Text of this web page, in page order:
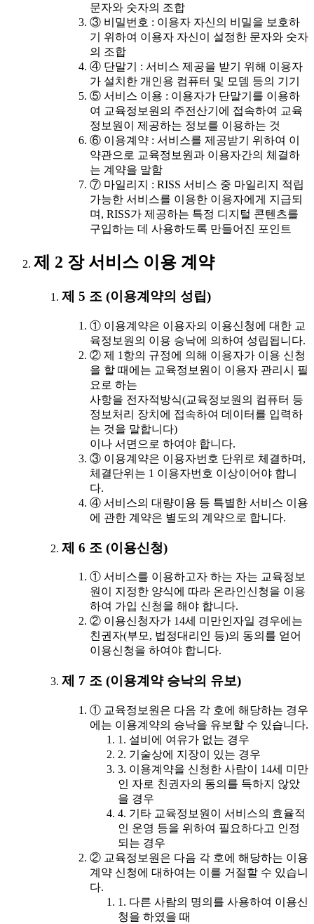
문자와 숫자의 조합
③ 비밀번호 : 이용자 자신의 비밀을 보호하
기 위하여 이용자 자신이 설정한 문자와 숫자
의 조합
④ 단말기 : 서비스 제공을 받기 위해 이용자
가 설치한 개인용 컴퓨터 및 모뎀 등의 기기
⑤ 서비스 이용 : 이용자가 단말기를 이용하
여 교육정보원의 주전산기에 접속하여 교육
정보원이 제공하는 정보를 이용하는 것
⑥ 이용계약 : 서비스를 제공받기 위하여 이
약관으로 교육정보원과 이용자간의 체결하
는 계약을 말함
⑦ 마일리지 : RISS 서비스 중 마일리지 적립
가능한 서비스를 이용한 이용자에게 지급되
며, RISS가 제공하는 특정 디지털 콘텐츠를
구입하는 데 사용하도록 만들어진 포인트
제 2 장 서비스 이용 계약
제 5 조 (이용계약의 성립)
① 이용계약은 이용자의 이용신청에 대한 교
육정보원의 이용 승낙에 의하여 성립됩니다.
② 제 1항의 규정에 의해 이용자가 이용 신청
을 할 때에는 교육정보원이 이용자 관리시 필
요로 하는
사항을 전자적방식(교육정보원의 컴퓨터 등
정보처리 장치에 접속하여 데이터를 입력하
는 것을 말합니다)
이나 서면으로 하여야 합니다.
③ 이용계약은 이용자번호 단위로 체결하며,
체결단위는 1 이용자번호 이상이어야 합니
다.
④ 서비스의 대량이용 등 특별한 서비스 이용
에 관한 계약은 별도의 계약으로 합니다.
제 6 조 (이용신청)
① 서비스를 이용하고자 하는 자는 교육정보
원이 지정한 양식에 따라 온라인신청을 이용
하여 가입 신청을 해야 합니다.
② 이용신청자가 14세 미만인자일 경우에는
친권자(부모, 법정대리인 등)의 동의를 얻어
이용신청을 하여야 합니다.
제 7 조 (이용계약 승낙의 유보)
① 교육정보원은 다음 각 호에 해당하는 경우
에는 이용계약의 승낙을 유보할 수 있습니다.
1. 설비에 여유가 없는 경우
2. 기술상에 지장이 있는 경우
3. 이용계약을 신청한 사람이 14세 미만
인 자로 친권자의 동의를 득하지 않았
을 경우
4. 기타 교육정보원이 서비스의 효율적
인 운영 등을 위하여 필요하다고 인정
되는 경우
② 교육정보원은 다음 각 호에 해당하는 이용
계약 신청에 대하여는 이를 거절할 수 있습니
다.
1. 다른 사람의 명의를 사용하여 이용신
청을 하였을 때